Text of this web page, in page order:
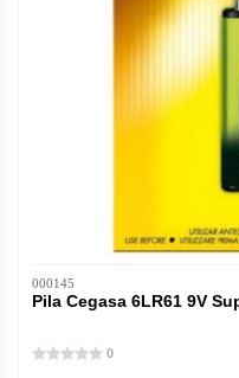
000145
Pila Cegasa 6LR61 9V
0